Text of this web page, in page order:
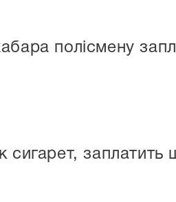
полісмену
сигарет,